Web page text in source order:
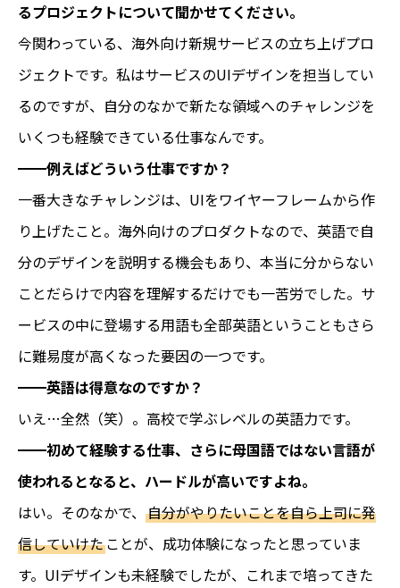
るプロジェクトについて聞かせてください。
今関わっている、海外向け新規サービスの立ち上げプロ
ジェクトです。私はサービスのUIデザインを担当してい
るのですが、自分のなかで新たな領域へのチャレンジを
いくつも経験できている仕事なんです。
━━例えばどういう仕事ですか？
一番大きなチャレンジは、UIをワイヤーフレームから作
り上げたこと。海外向けのプロダクトなので、英語で自
分のデザインを説明する機会もあり、本当に分からない
ことだらけで内容を理解するだけでも一苦労でした。サ
ービスの中に登場する用語も全部英語ということもさら
に難易度が高くなった要因の一つです。
━━英語は得意なのですか？
いえ…全然（笑）。高校で学ぶレベルの英語力です。
━━初めて経験する仕事、さらに母国語ではない言語が
使われるとなると、ハードルが高いですよね。
はい。そのなかで、 自分がやりたいことを自ら上司に発
信していけたことが、成功体験になったと思っていま
す。UIデザインも未経験でしたが、これまで培ってきた